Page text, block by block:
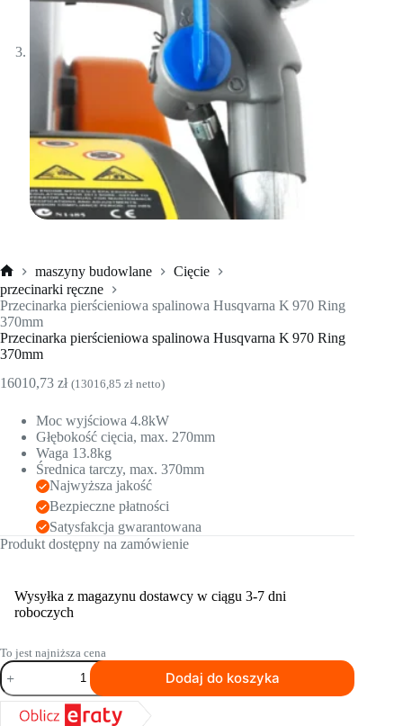
Strona
główna
maszyny budowlane
Cięcie
przecinarki ręczne
Przecinarka pierścieniowa spalinowa Husqvarna K 970 Ring
370mm
Przecinarka pierścieniowa spalinowa Husqvarna K 970 Ring
370mm
16010,73 zł (13016,85 zł netto)
Moc wyjściowa 4.8kW
Głębokość cięcia, max. 270mm
Waga 13.8kg
Średnica tarczy, max. 370mm
Najwyższa jakość
Bezpieczne płatności
Satysfakcja gwarantowana
Produkt dostępny na zamówienie
Wysyłka z magazynu dostawcy w ciągu 3-7 dni
roboczych
To jest najniższa cena
ilość
Przecinarka
pierścieniowa
spalinowa
Dodaj do koszyka